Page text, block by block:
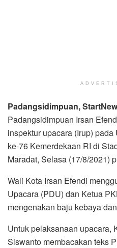
Padangsidimpuan,
Padangsidimpuan Irsan
inspektur upacara (Irup)
ke-76 Kemerdekaan RI di
Maradat, Selasa (17/8/2021)
Wali Kota Irsan Efendi
Upacara (PDU) dan Ketua
mengenakan baju kebaya
Untuk pelaksanaan upacara,
Siswanto membacakan teks